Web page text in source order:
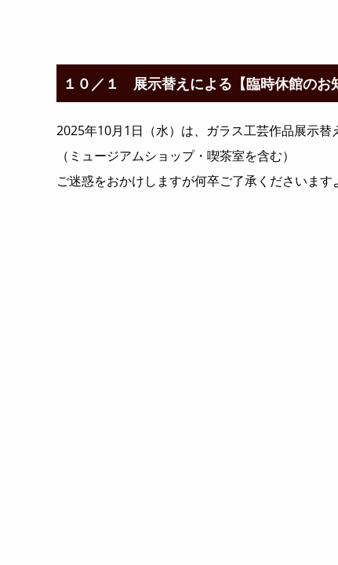
１０／１ 展示替えによる【臨時休館のお
2025年10月1日（水）は、ガラス工芸作品展示替
（ミュージアムショップ・喫茶室を含む）
ご迷惑をおかけしますが何卒ご了承くださいます